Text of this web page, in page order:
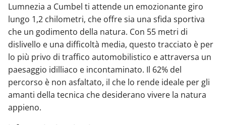
Lumnezia a Cumbel ti attende un emozionante giro
lungo 1,2 chilometri, che offre sia una sfida sportiva
che un godimento della natura. Con 55 metri di
dislivello e una difficoltà media, questo tracciato è per
lo più privo di traffico automobilistico e attraversa un
paesaggio idilliaco e incontaminato. Il 62% del
percorso è non asfaltato, il che lo rende ideale per gli
amanti della tecnica che desiderano vivere la natura
appieno.